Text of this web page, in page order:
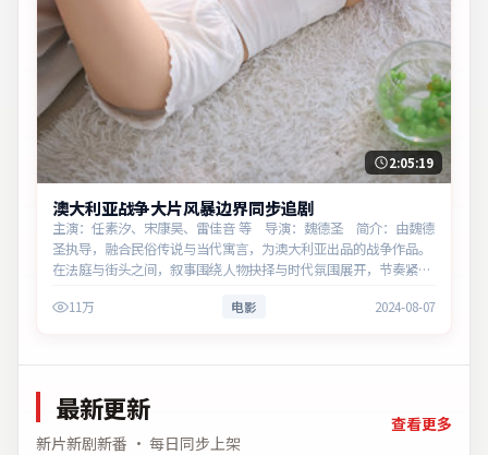
2:05:19
澳大利亚战争大片风暴边界同步追剧
主演：任素汐、宋康昊、雷佳音 等 导演：魏德圣 简介：由魏德
圣执导，融合民俗传说与当代寓言，为澳大利亚出品的战争作品。
在法庭与街头之间，叙事围绕人物抉择与时代氛围展开，节奏紧
意义。
11万 电影 2024-08-07
最新更新
新片新剧新番 · 每日同步上架
查看更多